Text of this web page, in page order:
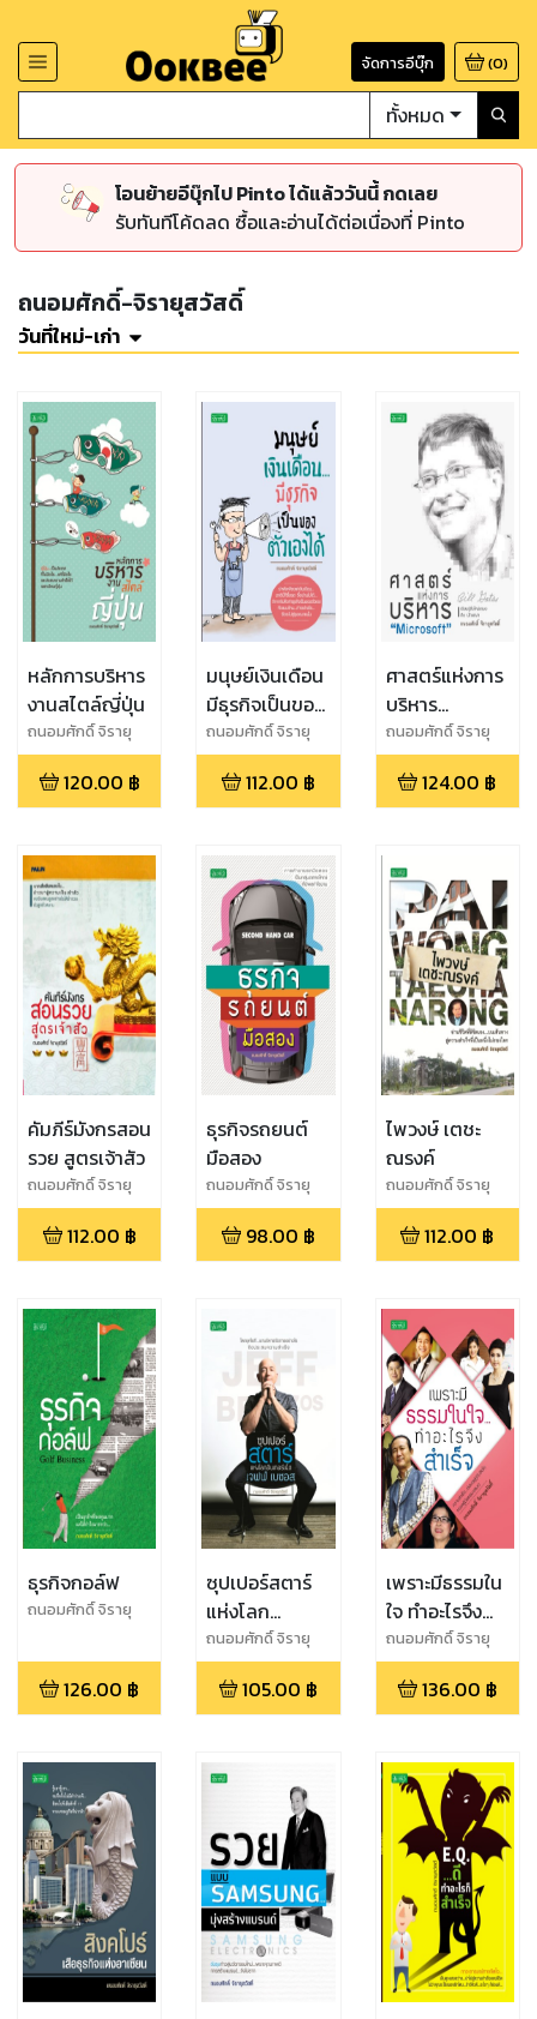
จัดการอีบุ๊ก (0)
ทั้งหมด
โอนย้ายอีบุ๊กไป Pinto ได้แล้ววันนี้ กดเลย
รับทันทีโค้ดลด ซื้อและอ่านได้ต่อเนื่องที่ Pinto
ถนอมศักดิ์-จิรายุสวัสดิ์
วันที่ใหม่-เก่า
หลักการบริหาร
งานสไตล์ญี่ปุ่น
ถนอมศักดิ์ จิรายุ
สวัสดิ์
120.00 ฿
มนุษย์เงินเดือน
มีธุรกิจเป็นของ
ตัวเองได้
ถนอมศักดิ์ จิรายุ
สวัสดิ์
112.00 ฿
ศาสตร์แห่งการ
บริหาร
"Microsoft"
ถนอมศักดิ์ จิรายุ
สวัสดิ์
124.00 ฿
คัมภีร์มังกรสอน
รวย สูตรเจ้าสัว
ถนอมศักดิ์ จิรายุ
สวัสดิ์
112.00 ฿
ธุรกิจรถยนต์
มือสอง
ถนอมศักดิ์ จิรายุ
สวัสดิ์
98.00 ฿
ไพวงษ์ เตชะ
ณรงค์
ถนอมศักดิ์ จิรายุ
สวัสดิ์
112.00 ฿
ธุรกิจกอล์ฟ
ถนอมศักดิ์ จิรายุ
126.00 ฿
ซุปเปอร์สตาร์
แห่งโลก
อินเทอร์เน็ต
เจฟฟ์ เบซอส
ถนอมศักดิ์ จิรายุ
สวัสดิ์
105.00 ฿
เพราะมีธรรมใน
ใจ ทำอะไรจึง
สำเร็จ
ถนอมศักดิ์ จิรายุ
สวัสดิ์
136.00 ฿